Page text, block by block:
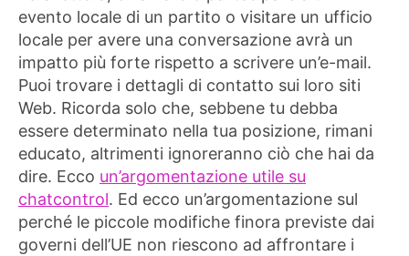
evento locale di un partito o visitare un ufficio
locale per avere una conversazione avrà un
impatto più forte rispetto a scrivere un’e-mail.
Puoi trovare i dettagli di contatto sui loro siti
Web. Ricorda solo che, sebbene tu debba
essere determinato nella tua posizione, rimani
educato, altrimenti ignoreranno ciò che hai da
dire. Ecco un’argomentazione utile su
chatcontrol. Ed ecco un’argomentazione sul
perché le piccole modifiche finora previste dai
governi dell’UE non riescono ad affrontare i